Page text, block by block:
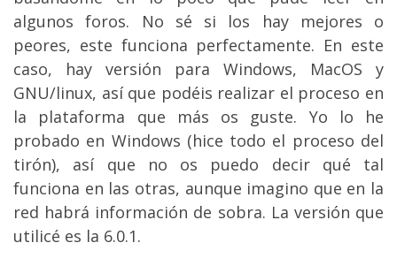
algunos foros. No sé si los hay mejores o
peores, este funciona perfectamente. En este
caso, hay versión para Windows, MacOS y
GNU/linux, así que podéis realizar el proceso en
la plataforma que más os guste. Yo lo he
probado en Windows (hice todo el proceso del
tirón), así que no os puedo decir qué tal
funciona en las otras, aunque imagino que en la
red habrá información de sobra. La versión que
utilicé es la 6.0.1.